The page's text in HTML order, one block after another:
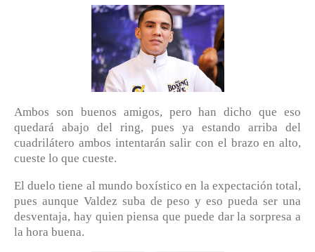
Ambos son buenos amigos, pero han dicho que eso
quedará abajo del ring, pues ya estando arriba del
cuadrilátero ambos intentarán salir con el brazo en alto,
cueste lo que cueste.
El duelo tiene al mundo boxístico en la expectación total,
pues aunque Valdez suba de peso y eso pueda ser una
desventaja, hay quien piensa que puede dar la sorpresa a
la hora buena.